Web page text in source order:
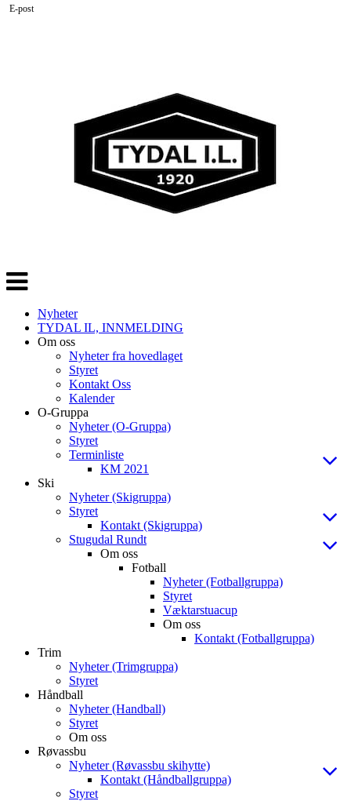
Veksle
navigasjon
Nyheter
TYDAL IL, INNMELDING
Om oss
Nyheter fra hovedlaget
Styret
Kontakt Oss
Kalender
O-Gruppa
Nyheter (O-Gruppa)
Styret
Terminliste
KM 2021
Ski
Nyheter (Skigruppa)
Styret
Kontakt (Skigruppa)
Stugudal Rundt
Om oss
Fotball
Nyheter (Fotballgruppa)
Styret
Væktarstuacup
Om oss
Kontakt (Fotballgruppa)
Trim
Nyheter (Trimgruppa)
Styret
Håndball
Nyheter (Handball)
Styret
Om oss
Røvassbu
Nyheter (Røvassbu skihytte)
Kontakt (Håndballgruppa)
Styret
E-post